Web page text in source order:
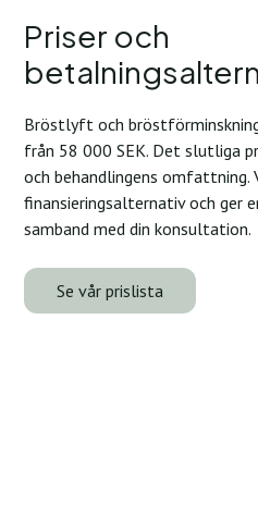
Priser och
Bröstlyft och
från 58 000 SEK. Det slutliga
och behandlingens omfattning.
finansieringsalternativ och ger
samband med din konsultation.
Se vår prislista